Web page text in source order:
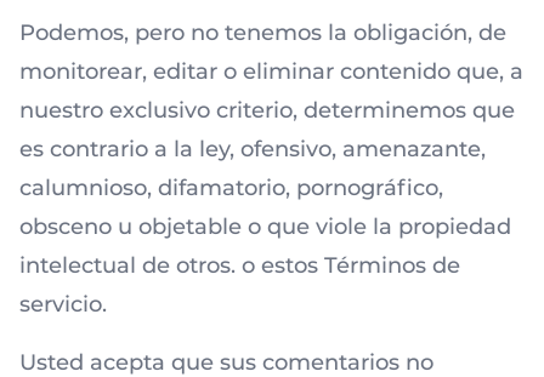
Podemos, pero no tenemos la obligación, de
monitorear, editar o eliminar contenido que, a
nuestro exclusivo criterio, determinemos que
es contrario a la ley, ofensivo, amenazante,
calumnioso, difamatorio, pornográfico,
obsceno u objetable o que viole la propiedad
intelectual de otros. o estos Términos de
servicio.
Usted acepta que sus comentarios no